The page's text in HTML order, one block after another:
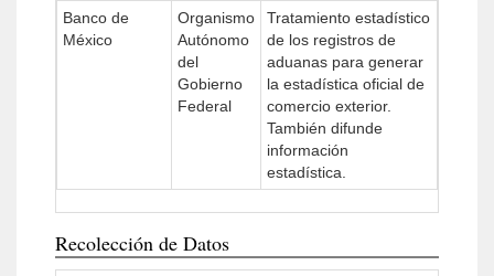
Banco de
México
Organismo
Autónomo
del
Gobierno
Federal
Tratamiento estadístico
de los registros de
aduanas para generar
la estadística oficial de
comercio exterior.
También difunde
información
estadística.
Recolección de Datos